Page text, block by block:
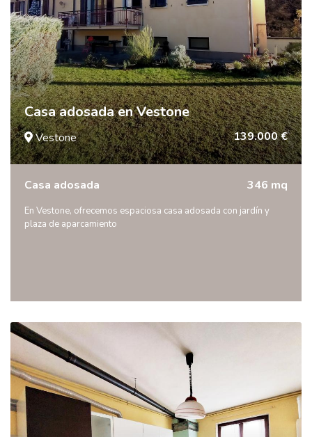
Casa adosada en Vestone
Vestone 139.000 €
Casa adosada 346 mq
En Vestone, ofrecemos espaciosa casa adosada con jardín y
plaza de aparcamiento